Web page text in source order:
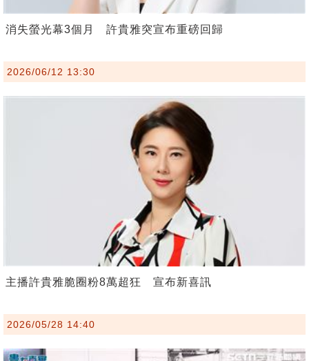
消失螢光幕3個月 許貴雅突宣布重磅回歸
2026/06/12 13:30
主播許貴雅脆圈粉8萬超狂 宣布新喜訊
2026/05/28 14:40